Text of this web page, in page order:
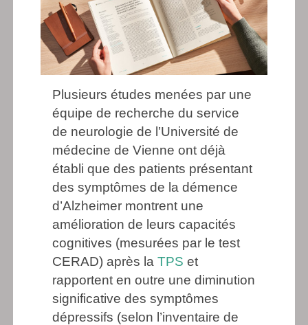
Plusieurs études menées par une
équipe de recherche du service
de neurologie de l’Université de
médecine de Vienne ont déjà
établi que des patients présentant
des symptômes de la démence
d’Alzheimer montrent une
amélioration de leurs capacités
cognitives (mesurées par le test
CERAD) après la TPS et
rapportent en outre une diminution
significative des symptômes
dépressifs (selon l’inventaire de